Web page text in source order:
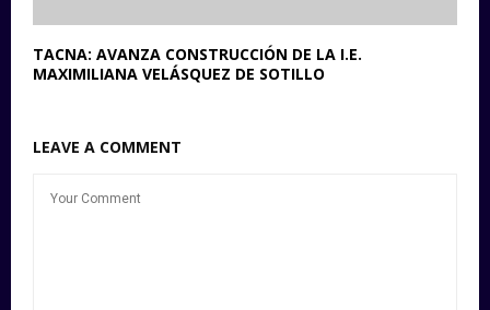
TACNA: AVANZA CONSTRUCCIÓN DE LA I.E.
MAXIMILIANA VELÁSQUEZ DE SOTILLO
LEAVE A COMMENT